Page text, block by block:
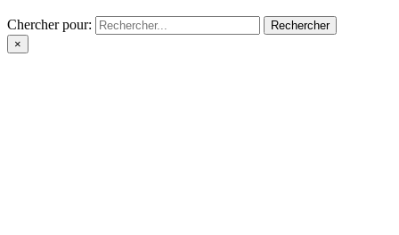
Chercher pour:
×